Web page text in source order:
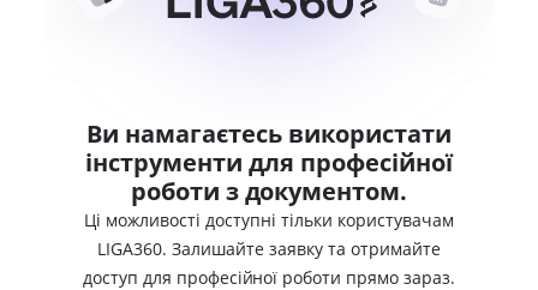
Ви намагаєтесь використати
інструменти для професійної
роботи з документом.
Ці можливості доступні тільки користувачам
LIGA360. Залишайте заявку та отримайте
доступ для професійної роботи прямо зараз.